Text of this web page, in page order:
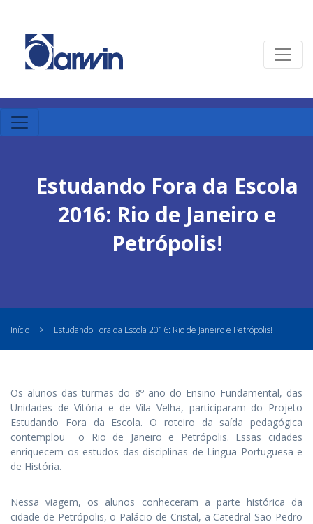
Estudando Fora da Escola
2016: Rio de Janeiro e
Petrópolis!
Início > Estudando Fora da Escola 2016: Rio de Janeiro e Petrópolis!
Os alunos das turmas do 8º ano do Ensino Fundamental, das
Unidades de Vitória e de Vila Velha, participaram do Projeto
Estudando Fora da Escola. O roteiro da saída pedagógica
contemplou o Rio de Janeiro e Petrópolis. Essas cidades
enriquecem os estudos das disciplinas de Língua Portuguesa e
de História.
Nessa viagem, os alunos conheceram a parte histórica da
cidade de Petrópolis, o Palácio de Cristal, a Catedral São Pedro